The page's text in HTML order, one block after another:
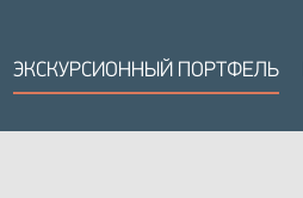
ЭКСКУРСИОННЫЙ ПОРТФЕЛЬ